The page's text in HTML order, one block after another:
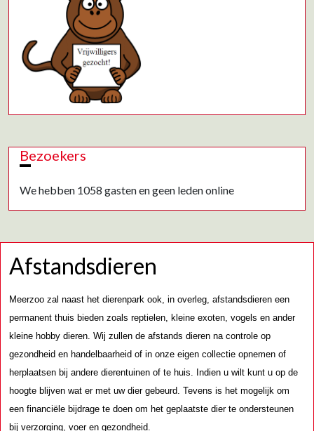
Bezoekers
We hebben 1058 gasten en geen leden online
Afstandsdieren
Meerzoo zal naast het dierenpark ook, in overleg, afstandsdieren een
permanent thuis bieden zoals reptielen, kleine exoten, vogels en ander
kleine hobby dieren. Wij zullen de afstands dieren na controle op
gezondheid en handelbaarheid of in onze eigen collectie opnemen of
herplaatsen bij andere dierentuinen of te huis. Indien u wilt kunt u op de
hoogte blijven wat er met uw dier gebeurd. Tevens is het mogelijk om
een financiële bijdrage te doen om het geplaatste dier te ondersteunen
bij verzorging, voer en gezondheid.